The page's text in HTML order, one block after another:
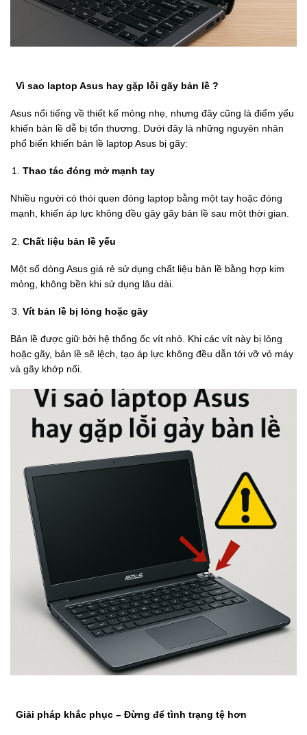
Vì sao laptop Asus hay gặp lỗi gãy bản lề ?
Asus nổi tiếng về thiết kế mỏng nhẹ, nhưng đây cũng là điểm yếu
khiến bản lề dễ bị tổn thương. Dưới đây là những nguyên nhân
phổ biến khiến bản lề laptop Asus bị gãy:
Thao tác đóng mở mạnh tay
Nhiều người có thói quen đóng laptop bằng một tay hoặc đóng
mạnh, khiến áp lực không đều gây gãy bản lề sau một thời gian.
Chất liệu bản lề yếu
Một số dòng Asus giá rẻ sử dụng chất liệu bản lề bằng hợp kim
mỏng, không bền khi sử dụng lâu dài.
Vít bản lề bị lỏng hoặc gãy
Bản lề được giữ bởi hệ thống ốc vít nhỏ. Khi các vít này bị lỏng
hoặc gãy, bản lề sẽ lệch, tạo áp lực không đều dẫn tới vỡ vỏ máy
và gãy khớp nối.
Giải pháp khắc phục – Đừng để tình trạng tệ hơn